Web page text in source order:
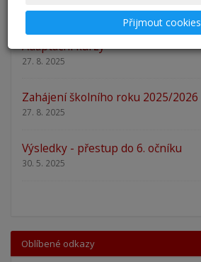
29. 8. 2025
Adaptační kurzy
27. 8. 2025
Zahájení školního roku 2025/2026
27. 8. 2025
Výsledky - přestup do 6. očníku
30. 5. 2025
Oblíbené odkazy
Přijmout cookies